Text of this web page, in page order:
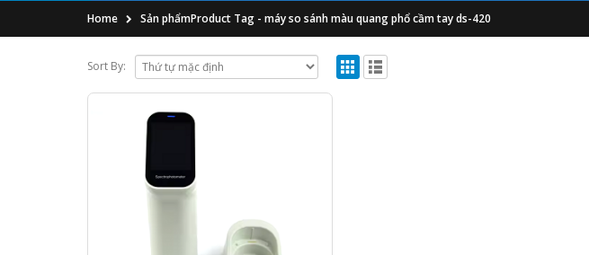
Home Sản phẩmProduct Tag - máy so sánh màu quang phổ cầm tay ds-420
Sort By: